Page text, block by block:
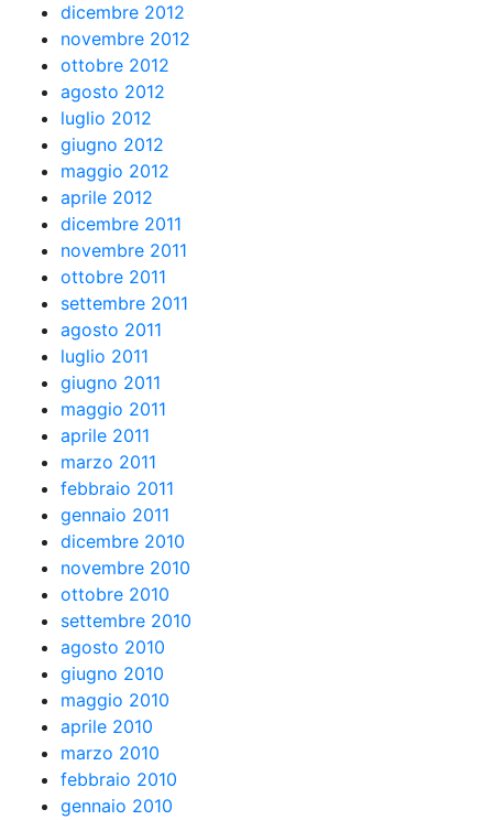
dicembre 2012
novembre 2012
ottobre 2012
agosto 2012
luglio 2012
giugno 2012
maggio 2012
aprile 2012
dicembre 2011
novembre 2011
ottobre 2011
settembre 2011
agosto 2011
luglio 2011
giugno 2011
maggio 2011
aprile 2011
marzo 2011
febbraio 2011
gennaio 2011
dicembre 2010
novembre 2010
ottobre 2010
settembre 2010
agosto 2010
giugno 2010
maggio 2010
aprile 2010
marzo 2010
febbraio 2010
gennaio 2010